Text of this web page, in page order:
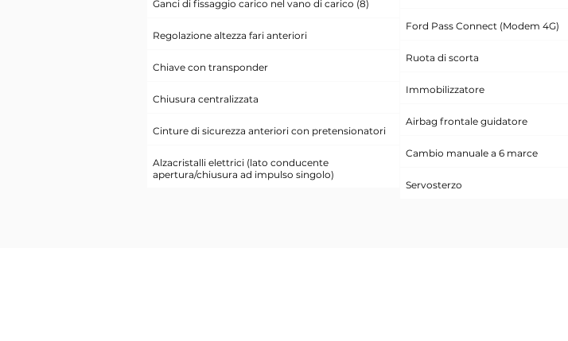
Ganci di fissaggio carico nel vano di carico (8)
Regolazione altezza fari anteriori
Chiave con transponder
Chiusura centralizzata
Cinture di sicurezza anteriori con pretensionatori
Alzacristalli elettrici (lato conducente
apertura/chiusura ad impulso singolo)
Ford Pass Connect (Modem 4G)
Ruota di scorta
Immobilizzatore
Airbag frontale guidatore
Cambio manuale a 6 marce
Servosterzo